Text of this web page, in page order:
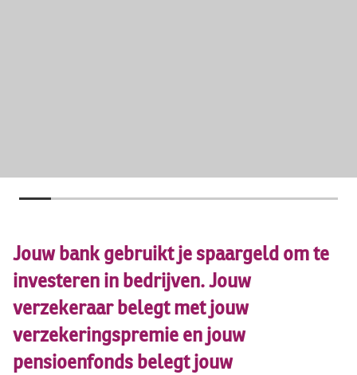
Jouw bank gebruikt je spaargeld om te
investeren in bedrijven. Jouw
verzekeraar belegt met jouw
verzekeringspremie en jouw
pensioenfonds belegt jouw